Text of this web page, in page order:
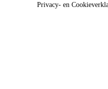
Privacy- en